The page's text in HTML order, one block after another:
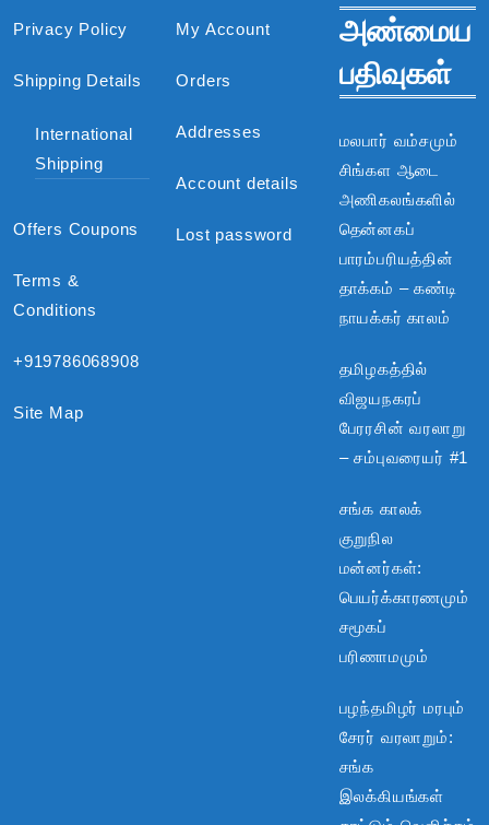
Privacy Policy
Shipping Details
International
Shipping
Offers Coupons
Terms &
Conditions
+919786068908
Site Map
My Account
Orders
Addresses
Account details
Lost password
அண்மைய
பதிவுகள்
மலபார் வம்சமும்
சிங்கள ஆடை
அணிகலங்களில்
தென்னகப்
பாரம்பரியத்தின்
தாக்கம் – கண்டி
நாயக்கர் காலம்
தமிழகத்தில்
விஜயநகரப்
பேரரசின் வரலாறு
– சம்புவரையர் #1
சங்க காலக்
குறுநில
மன்னர்கள்:
பெயர்க்காரணமும்
சமூகப்
பரிணாமமும்
பழந்தமிழர் மரபும்
சேரர் வரலாறும்:
சங்க
இலக்கியங்கள்